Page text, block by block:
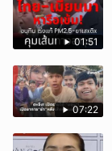
01:51
07:22